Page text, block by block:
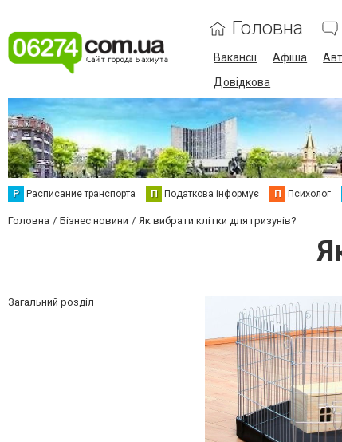
Головна
Вакансії Афіша
Довідкова
Р Расписание транспорта П Податкова інформує П Психолог
Головна Бізнес новини Як вибрати клітки для гризунів?
Загальний розділ